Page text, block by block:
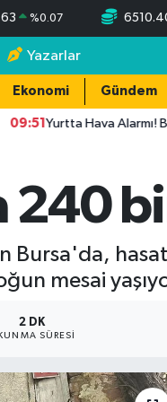
%0.07
Yazarlar
Ekonomi Gündem
Yurtta Hava Alarmı! Bazı
240
Bursa'da,
mesai
2 DK
SÜRESI